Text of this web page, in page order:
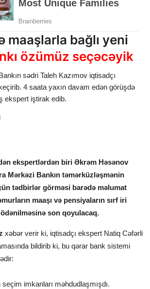
maaşlarla bağlı yeni
özümüz seçəcəyik
sədri Taleh Kazımov iqtisadçı
4 saata yaxın davam edən görüşdə
ekspert iştirak edib.
ekspertlərdən biri Əkrəm Həsənov
Mərkəzi Bankın təmərküzləşmənin
tədbirlər görməsi barədə məlumat
maaşı və pensiyaların sırf iri
son qoyulacaq.
xəbər verir ki, iqtisadçı ekspert Natiq Cəfərli
bildirib ki, bu qərar bank sistemi
imkanları məhdudlaşmışdı.